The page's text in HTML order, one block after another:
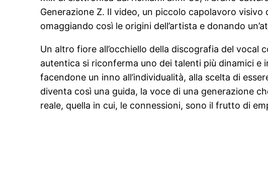
Generazione Z. Il video, un piccolo capolavoro
omaggiando così le origini dell’artista e donando
Un altro fiore all’occhiello della discografia del vocal
autentica si riconferma uno dei talenti più dinamici e
facendone un inno all’individualità, alla scelta di
diventa così una guida, la voce di una generazione
reale, quella in cui, le connessioni, sono il frutto di